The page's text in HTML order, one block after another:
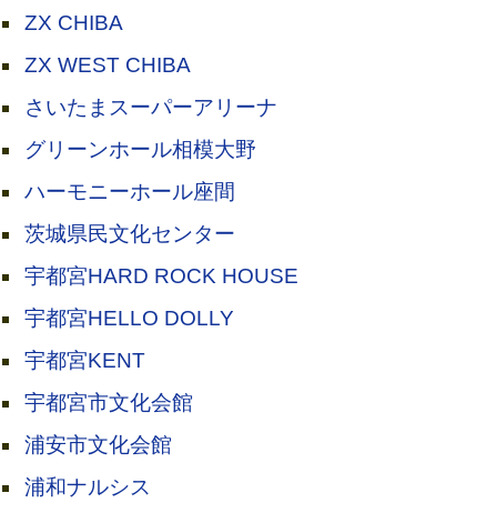
ZX CHIBA
ZX WEST CHIBA
さいたまスーパーアリーナ
グリーンホール相模大野
ハーモニーホール座間
茨城県民文化センター
宇都宮HARD ROCK HOUSE
宇都宮HELLO DOLLY
宇都宮KENT
宇都宮市文化会館
浦安市文化会館
浦和ナルシス